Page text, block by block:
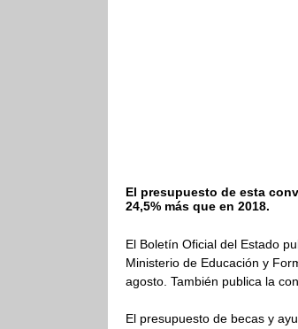
El presupuesto de esta
24,5% más que en 2018.
El Boletín Oficial del Estado
Ministerio de Educación y
agosto. También publica la
El presupuesto de becas y